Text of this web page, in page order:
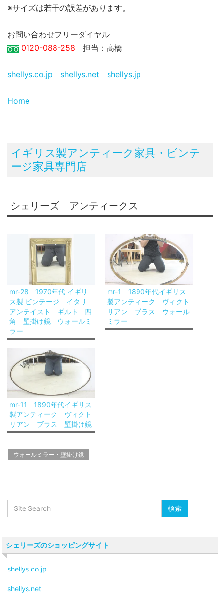
※サイズは若干の誤差があります。
お問い合わせフリーダイヤル
0120-088-258 担当：高橋
shellys.co.jp shellys.net shellys.jp
Home
イギリス製アンティーク家具・ビンテ
ージ家具専門店
シェリーズ アンティークス
mr-28 1970年代 イギリ
ス製 ビンテージ イタリ
アンテイスト ギルト 四
角 壁掛け鏡 ウォールミ
ラー
mr-1 1890年代イギリス
製アンティーク ヴィクト
リアン ブラス ウォール
ミラー
mr-11 1890年代イギリス
製アンティーク ヴィクト
リアン ブラス 壁掛け鏡
ウォールミラー・壁掛け鏡
シェリーズのショッピングサイト
shellys.co.jp
shellys.net